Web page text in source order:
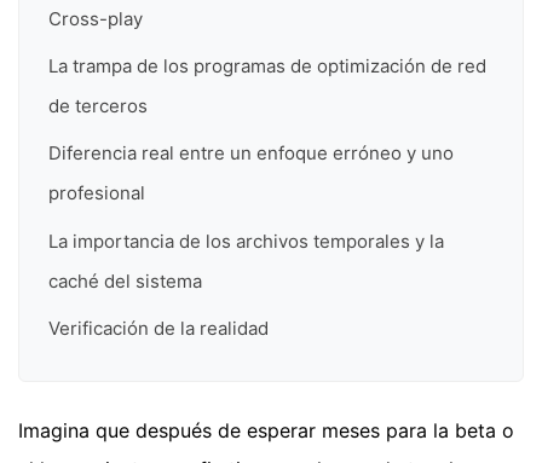
Cross-play
La trampa de los programas de optimización de red
de terceros
Diferencia real entre un enfoque erróneo y uno
profesional
La importancia de los archivos temporales y la
caché del sistema
Verificación de la realidad
Imagina que después de esperar meses para la beta o